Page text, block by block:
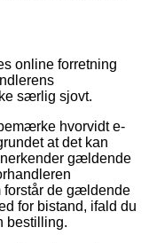
online forretning
særlig sjovt.
hvorvidt e-
at det kan
gældende
forstår de gældende
for bistand, ifald du
bestilling.